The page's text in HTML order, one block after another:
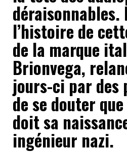
déraisonnables.
l’histoire de
de la marque
Brionvega,
jours-ci par des
de se douter
doit sa
ingénieur nazi.